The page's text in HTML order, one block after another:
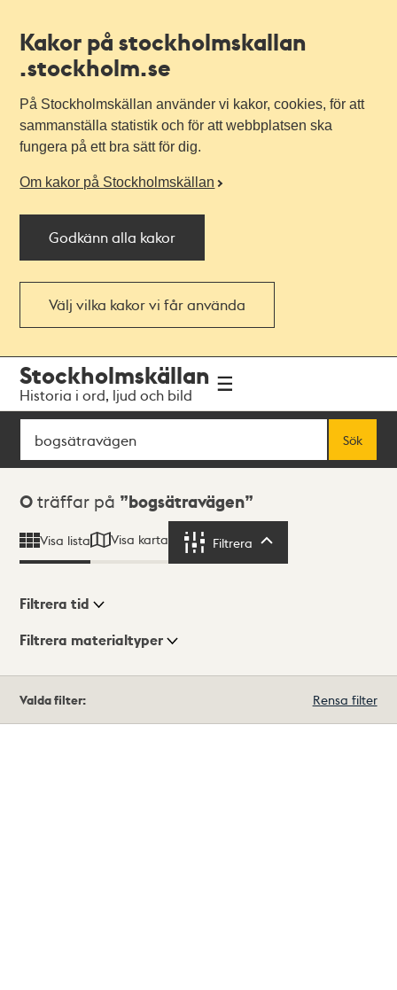
Kakor på stockholmskallan
.stockholm.se
På Stockholmskällan använder vi kakor, cookies, för att
sammanställa statistik och för att webbplatsen ska
fungera på ett bra sätt för dig.
Om kakor på Stockholmskällan
Godkänn alla kakor
Välj vilka kakor vi får använda
navigationen
huvudinnehållet
Stockholmskällan
Historia i ord, ljud och bild
Sök
Sök
Sökresultat
0 träffar på bogsätravägen
Visa lista Visa karta Filtrera
Visningsläge
Filtrera tid
Filtrera materialtyper
träffar
Valda filter: Rensa filter